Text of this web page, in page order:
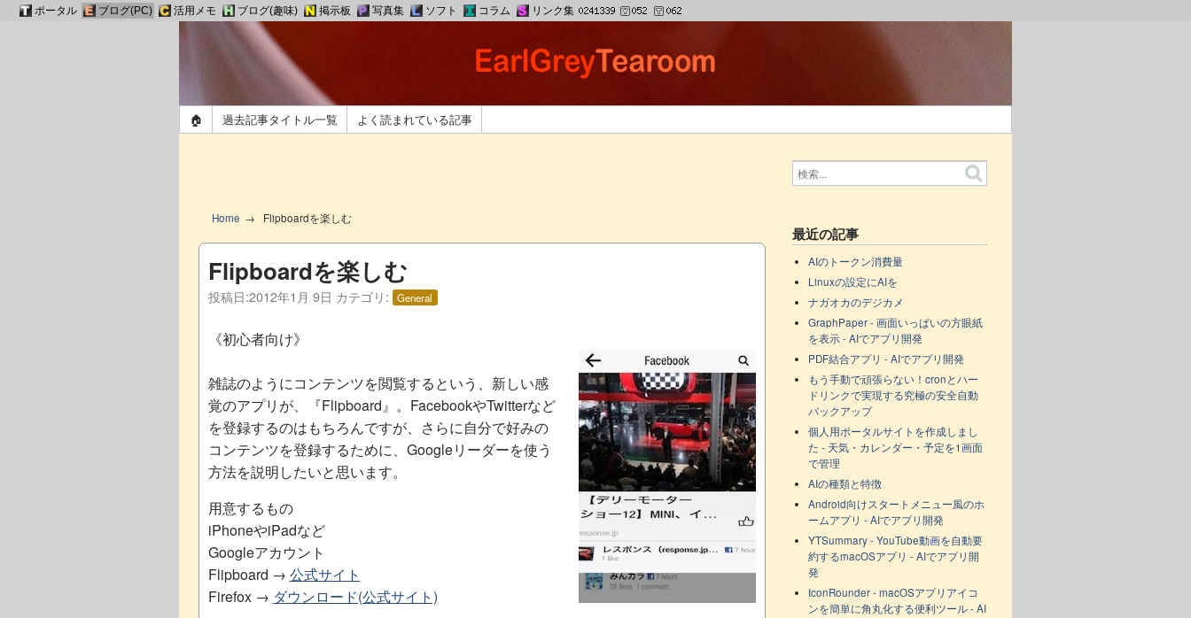
🏠 過去記事タイトル一覧 よく読まれている記事
Home Flipboardを楽しむ
Flipboardを楽しむ
投稿日:2012年1月 9日 カテゴリ: General
《初心者向け》
雑誌のようにコンテンツを閲覧するという、新しい感
覚のアプリが、『Flipboard』。FacebookやTwitterなど
を登録するのはもちろんですが、さらに自分で好みの
コンテンツを登録するために、Googleリーダーを使う
方法を説明したいと思います。
用意するもの
iPhoneやiPadなど
Googleアカウント
Flipboard → 公式サイト
Firefox → ダウンロード(公式サイト)
最近の記事
AIのトークン消費量
Linuxの設定にAIを
ナガオカのデジカメ
GraphPaper - 画面いっぱいの方眼紙
を表示 - AIでアプリ開発
PDF結合アプリ - AIでアプリ開発
もう手動で頑張らない！cronとハー
ドリンクで実現する究極の安全自動
バックアップ
個人用ポータルサイトを作成しまし
た - 天気・カレンダー・予定を1画面
で管理
AIの種類と特徴
Android向けスタートメニュー風のホ
ームアプリ - AIでアプリ開発
YTSummary - YouTube動画を自動要
約するmacOSアプリ - AIでアプリ開
発
IconRounder - macOSアプリアイコ
ンを簡単に角丸化する便利ツール - AI
ポータル ブログ(PC) 活用メモ ブログ(趣味) 掲示板 写真集 ソフト コラム リンク集